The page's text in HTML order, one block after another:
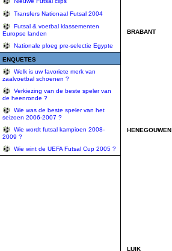
Transfers Nationaal Futsal 2004
Futsal & voetbal klassementen
Europse landen
Nationale ploeg pre-selectie Egypte
ENQUETES
Welk is uw favoriete merk van
zaalvoetbal schoenen ?
Verkiezing van de beste speler van
de heenronde ?
Wie was de beste speler van het
seizoen 2006-2007 ?
Wie wordt futsal kampioen 2008-
2009 ?
Wie wint de UEFA Futsal Cup 2005 ?
BRABANT
HENEGOUWEN
LUIK